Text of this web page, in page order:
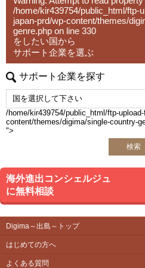
スジャパン
セコム損保・損保ジャパン・チ
三井住友海上・楽天損保
【取扱生命保険会社】
アクサ生命・アフラック・エヌ
ックス生命・ジブラルタ生命
SOMPOひまわり生命・大同生
ん生命・日本生命
マニュライフ生命・三井住友海
/home/kir439754/public_html/ftp-
japan-prd/wp-content/themes/
genre.php on line 330
をしたい国から
サポート企業を選ぶ
サポート企業を探す
/home/kir439754/public_html/ftp-
content/themes/digima/single-country-
">
検索
海外進出コンシェルジュ
に無料相談
Digima～出島～トップ
はじめての方へ
よくある質問